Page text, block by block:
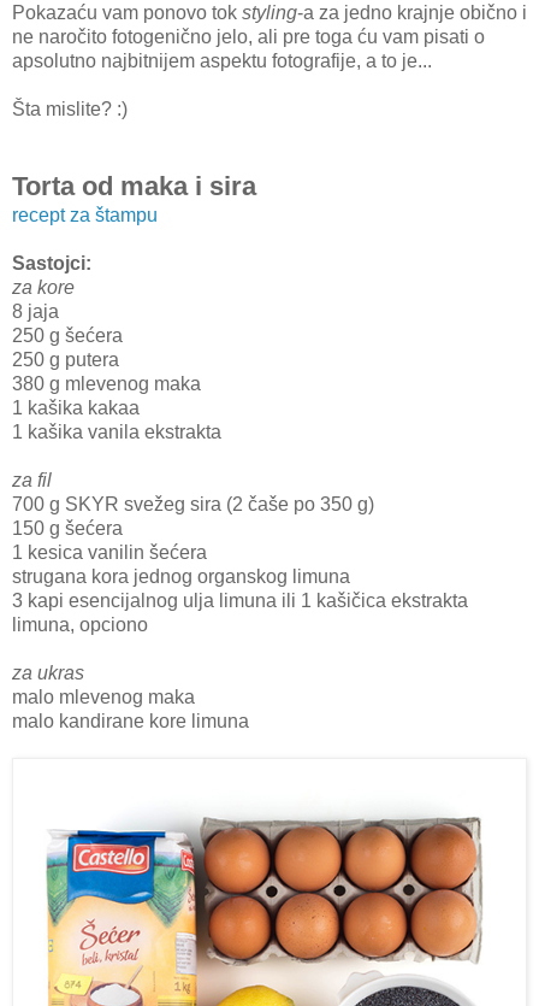
Pokazaću vam ponovo tok styling-a za jedno krajnje obično i
ne naročito fotogenično jelo, ali pre toga ću vam pisati o
apsolutno najbitnijem aspektu fotografije, a to je...
Šta mislite? :)
Torta od maka i sira
recept za štampu
Sastojci:
za kore
8 jaja
250 g šećera
250 g putera
380 g mlevenog maka
1 kašika kakaa
1 kašika vanila ekstrakta
za fil
700 g SKYR svežeg sira (2 čaše po 350 g)
150 g šećera
1 kesica vanilin šećera
strugana kora jednog organskog limuna
3 kapi esencijalnog ulja limuna ili 1 kašičica ekstrakta
limuna, opciono
za ukras
malo mlevenog maka
malo kandirane kore limuna